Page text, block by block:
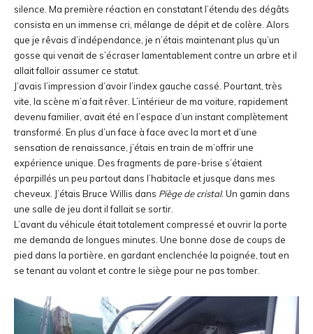
silence. Ma première réaction en constatant l’étendu des dégâts
consista en un immense cri, mélange de dépit et de colère. Alors
que je rêvais d’indépendance, je n’étais maintenant plus qu’un
gosse qui venait de s’écraser lamentablement contre un arbre et il
allait falloir assumer ce statut.
J’avais l’impression d’avoir l’index gauche cassé. Pourtant, très
vite, la scène m’a fait rêver. L’intérieur de ma voiture, rapidement
devenu familier, avait été en l’espace d’un instant complètement
transformé. En plus d’un face à face avec la mort et d’une
sensation de renaissance, j’étais en train de m’offrir une
expérience unique. Des fragments de pare-brise s’étaient
éparpillés un peu partout dans l’habitacle et jusque dans mes
cheveux. J’étais Bruce Willis dans Piège de cristal. Un gamin dans
une salle de jeu dont il fallait se sortir.
L’avant du véhicule était totalement compressé et ouvrir la porte
me demanda de longues minutes. Une bonne dose de coups de
pied dans la portière, en gardant enclenchée la poignée, tout en
se tenant au volant et contre le siège pour ne pas tomber.